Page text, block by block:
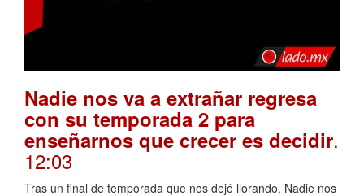
Nadie nos va a extrañar regresa
con su temporada 2 para
enseñarnos que crecer es decidir.
12:03
Tras un final de temporada que nos dejó llorando, Nadie nos